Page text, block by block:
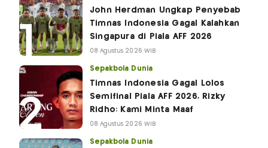
John Herdman Ungkap Penyebab
Timnas Indonesia Gagal Kalahkan
Singapura di Piala AFF 2026
08 Agustus 2026 WIB
Sepakbola Dunia
Timnas Indonesia Gagal Lolos
Semifinal Piala AFF 2026, Rizky
Ridho: Kami Minta Maaf
08 Agustus 2026 WIB
Sepakbola Dunia